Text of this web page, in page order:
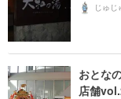
じゅじ
おとな
店舗